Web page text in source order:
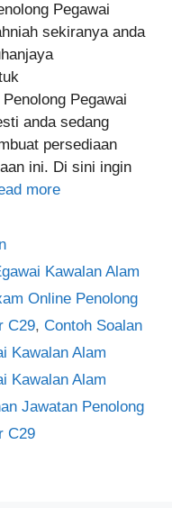
Pegawai
sekiranya anda
Pegawai
anda sedang
persediaan
ini. Di sini ingin
more
Kawalan Alam
Online Penolong
C29, Contoh Soalan
Kawalan Alam
Kawalan Alam
Jawatan Penolong
C29